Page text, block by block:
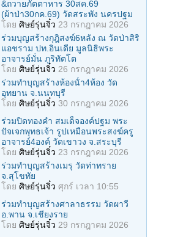
&ถวายภัตตาหาร 30สค.69
(ผ้าป่า30กค.69) วัดสระพัง นครปฐม
โดย ศิษย์รุ่นจิ๋ว 23 กรกฎาคม 2026
ร่วมบุญสร้างกุฎิสงฆ์6หลัง ณ วัดป่าสิริ
แอชราม ปท.อินเดีย มูลนิธิพระ
อาจารย์มั่น ภูริทัตโต
โดย ศิษย์รุ่นจิ๋ว 26 กรกฎาคม 2026
ร่วมทําบุญสร้างห้องนั้า4ห้อง วัด
อุทยาน จ.นนทบุรี
โดย ศิษย์รุ่นจิ๋ว 30 กรกฎาคม 2026
ร่วมปิดทองคํา สมเด็จองค์ปฐม พระ
ปัจเจกพุทธเจ้า รูปเหมือนพระสงฆ์ครู
อาจารย์4องค์ วัดเขาวง จ.สระบุรี
โดย ศิษย์รุ่นจิ๋ว 23 กรกฎาคม 2026
ร่วมทําบุญสร้างเมรุ วัดท่าทราย
จ.สุโขทัย
โดย ศิษย์รุ่นจิ๋ว ศุกร์ เวลา 10:55
ร่วมทําบุญสร้างศาลาธรรม วัดผาวี
อ.พาน จ.เชียงราย
โดย ศิษย์รุ่นจิ๋ว 29 กรกฎาคม 2026